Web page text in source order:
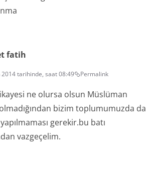
fatih
tarihinde, saat 08:49 Permalink
ne olursa olsun Müslüman
bizim toplumumuzda da
gerekir.bu batı
vazgeçelim.